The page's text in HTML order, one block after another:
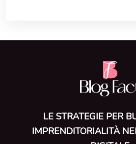
LE STRATEGIE PER
IMPRENDITORIALITÀ